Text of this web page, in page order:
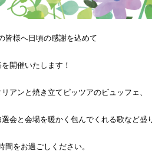
皆様へ日頃の感謝を込めて
開催いたします！
アンと焼き立てピッツアのビュッフェ、
会と会場を暖かく包んでくれる歌など盛
間をお過ごしください。